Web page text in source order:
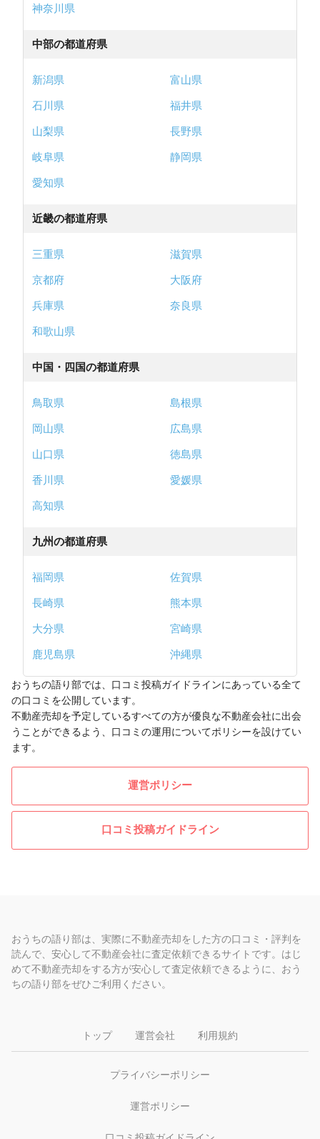
神奈川県
中部の都道府県
新潟県
富山県
石川県
福井県
山梨県
長野県
岐阜県
静岡県
愛知県
近畿の都道府県
三重県
滋賀県
京都府
大阪府
兵庫県
奈良県
和歌山県
中国・四国の都道府県
鳥取県
島根県
岡山県
広島県
山口県
徳島県
香川県
愛媛県
高知県
九州の都道府県
福岡県
佐賀県
長崎県
熊本県
大分県
宮崎県
鹿児島県
沖縄県
おうちの語り部では、口コミ投稿ガイドラインにあっている全て
の口コミを公開しています。
不動産売却を予定しているすべての方が優良な不動産会社に出会
うことができるよう、口コミの運用についてポリシーを設けてい
ます。
運営ポリシー
口コミ投稿ガイドライン
おうちの語り部は、実際に不動産売却をした方の口コミ・評判を
読んで、安心して不動産会社に査定依頼できるサイトです。はじ
めて不動産売却をする方が安心して査定依頼できるように、おう
ちの語り部をぜひご利用ください。
トップ 運営会社 利用規約
プライバシーポリシー
運営ポリシー